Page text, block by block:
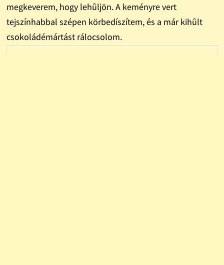
megkeverem, hogy lehûljön. A keményre vert
tejszínhabbal szépen körbedíszítem, és a már kihûlt
csokoládémártást rálocsolom.